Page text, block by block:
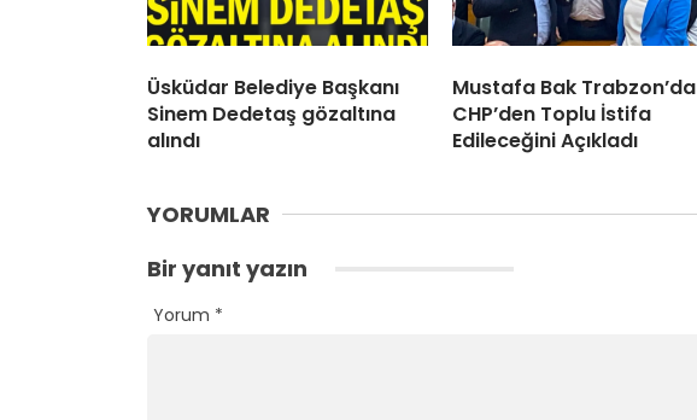
Üsküdar Belediye Başkanı
Sinem Dedetaş gözaltına
alındı
Mustafa Bak Trabzon’da
CHP’den Toplu İstifa
Edileceğini Açıkladı
YORUMLAR
Bir yanıt yazın
Yorum *